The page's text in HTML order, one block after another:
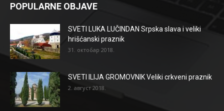
POPULARNE OBJAVE
SVETI LUKA LUČINDAN Srpska slava i veliki
hrišćanski praznik
31. октобар 2018.
SVETI ILIJA GROMOVNIK Veliki crkveni praznik
2. август 2018.